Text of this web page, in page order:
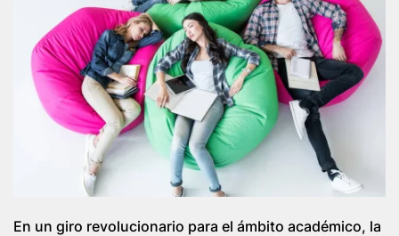
En un giro revolucionario para el ámbito académico, la